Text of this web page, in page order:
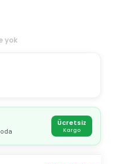
yok
Ücretsiz
Kargo